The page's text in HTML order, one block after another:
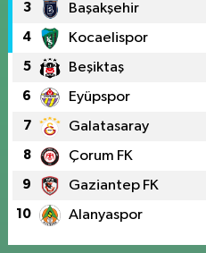
3 Başakşehir
4 Kocaelispor
5 Beşiktaş
6 Eyüpspor
7 Galatasaray
8 Çorum FK
9 Gaziantep FK
10 Alanyaspor